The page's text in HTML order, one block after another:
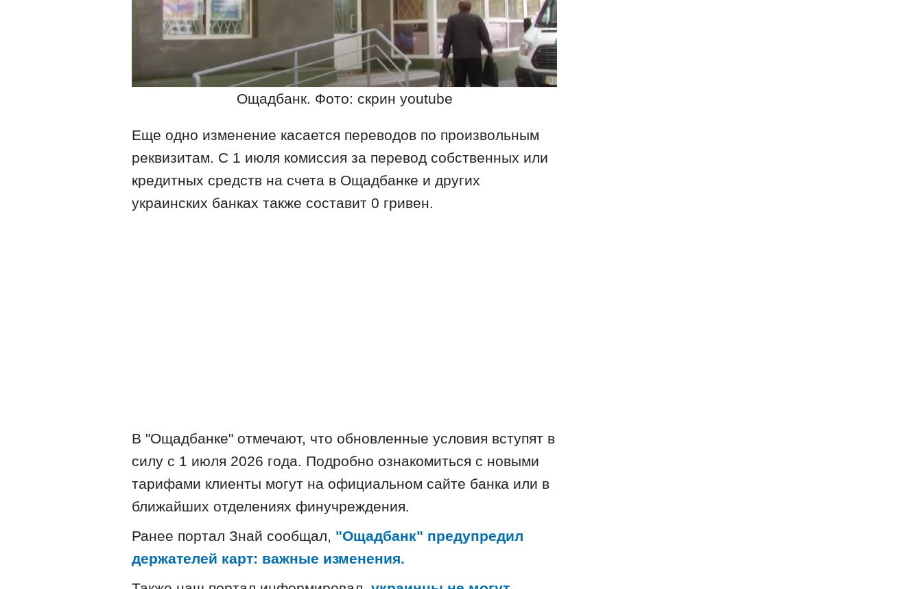
Ощадбанк. Фото: скрин youtube
Еще одно изменение касается переводов по произвольным
реквизитам. С 1 июля комиссия за перевод собственных или
кредитных средств на счета в Ощадбанке и других
украинских банках также составит 0 гривен.
В "Ощадбанке" отмечают, что обновленные условия вступят в
силу с 1 июля 2026 года. Подробно ознакомиться с новыми
тарифами клиенты могут на официальном сайте банка или в
ближайших отделениях финучреждения.
Ранее портал Знай сообщал, "Ощадбанк" предупредил
держателей карт: важные изменения.